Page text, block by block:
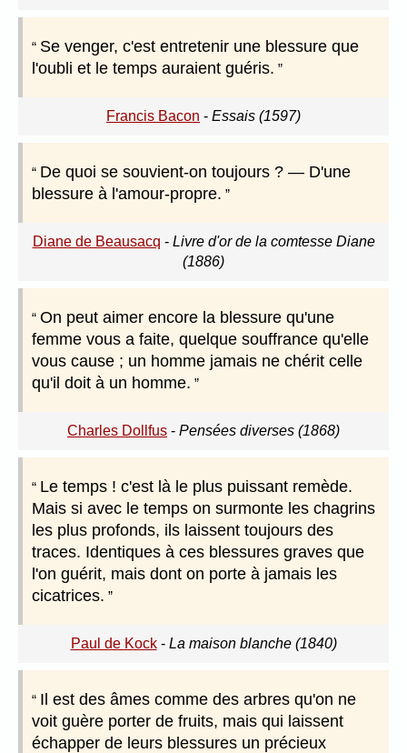
Se venger, c'est entretenir une blessure que
l'oubli et le temps auraient guéris.
Francis Bacon - Essais (1597)
De quoi se souvient-on toujours ? — D'une
blessure à l'amour-propre.
Diane de Beausacq - Livre d'or de la comtesse Diane
(1886)
On peut aimer encore la blessure qu'une
femme vous a faite, quelque souffrance qu'elle
vous cause ; un homme jamais ne chérit celle
qu'il doit à un homme.
Charles Dollfus - Pensées diverses (1868)
Le temps ! c'est là le plus puissant remède.
Mais si avec le temps on surmonte les chagrins
les plus profonds, ils laissent toujours des
traces. Identiques à ces blessures graves que
l'on guérit, mais dont on porte à jamais les
cicatrices.
Paul de Kock- La maison blanche (1840)
Il est des âmes comme des arbres qu'on ne
voit guère porter de fruits, mais qui laissent
échapper de leurs blessures un précieux